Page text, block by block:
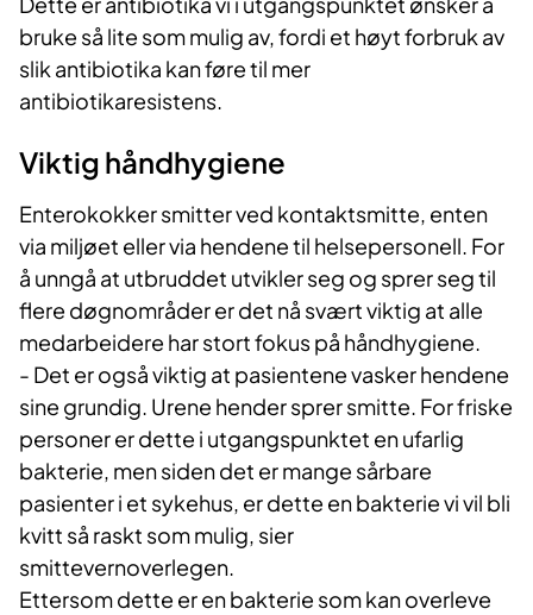
bruke så lite som mulig av, fordi et høyt forbruk av
slik antibiotika kan føre til mer
antibiotikaresistens.
Viktig håndhygiene
Enterokokker smitter ved kontaktsmitte, enten
via miljøet eller via hendene til helsepersonell. For
å unngå at utbruddet utvikler seg og sprer seg til
flere døgnområder er det nå svært viktig at alle
medarbeidere har stort fokus på håndhygiene.
- Det er også viktig at pasientene vasker hendene
sine grundig. Urene hender sprer smitte. For friske
personer er dette i utgangspunktet en ufarlig
bakterie, men siden det er mange sårbare
pasienter i et sykehus, er dette en bakterie vi vil bli
kvitt så raskt som mulig, sier
smittevernoverlegen.
Ettersom dette er en bakterie som kan overleve